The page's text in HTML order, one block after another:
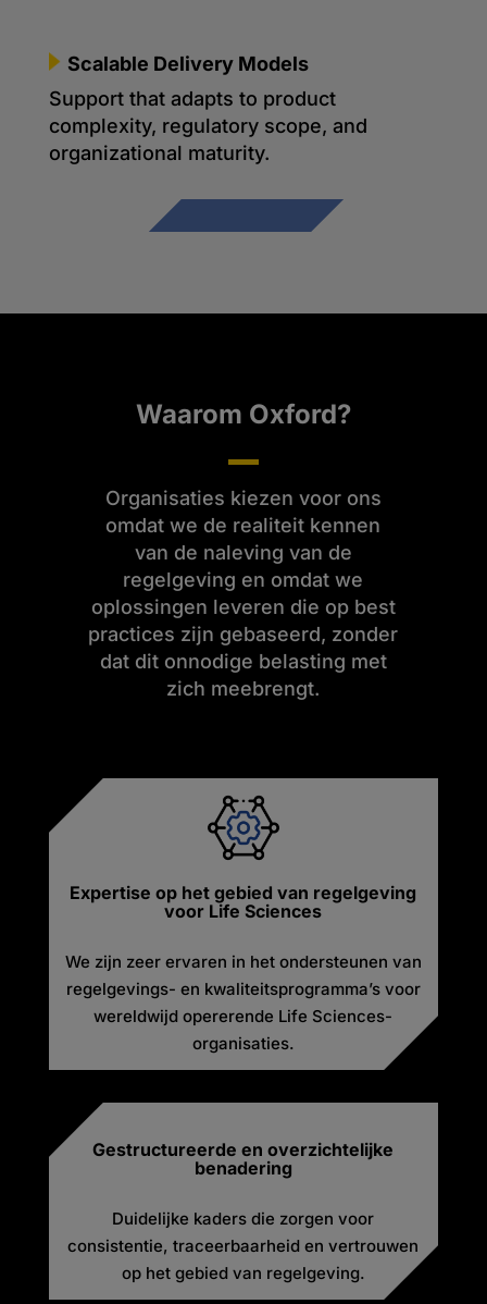
Scalable Delivery Models
Support that adapts to product
complexity, regulatory scope, and
organizational maturity.
Waarom Oxford?
Organisaties kiezen voor ons
omdat we de realiteit kennen
van de naleving van de
regelgeving en omdat we
oplossingen leveren die op best
practices zijn gebaseerd, zonder
dat dit onnodige belasting met
zich meebrengt.
Expertise op het gebied van regelgeving
voor Life Sciences
We zijn zeer ervaren in het ondersteunen van
regelgevings- en kwaliteitsprogramma’s voor
wereldwijd opererende Life Sciences-
organisaties.
Gestructureerde en overzichtelijke
benadering
Duidelijke kaders die zorgen voor
consistentie, traceerbaarheid en vertrouwen
op het gebied van regelgeving.